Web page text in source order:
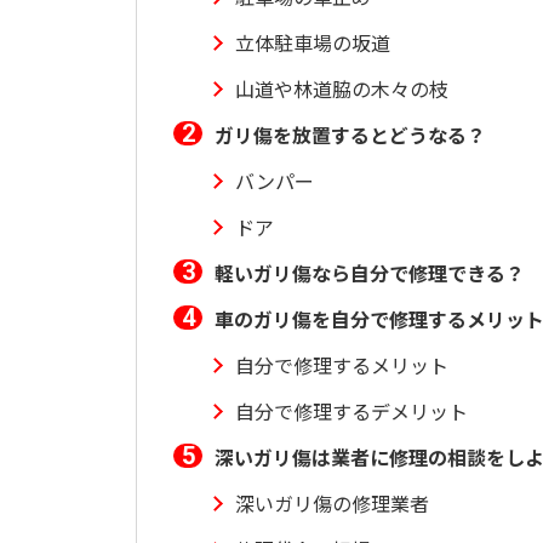
立体駐車場の坂道
山道や林道脇の木々の枝
ガリ傷を放置するとどうなる？
バンパー
ドア
軽いガリ傷なら自分で修理できる？
車のガリ傷を自分で修理するメリッ
自分で修理するメリット
自分で修理するデメリット
深いガリ傷は業者に修理の相談をし
深いガリ傷の修理業者